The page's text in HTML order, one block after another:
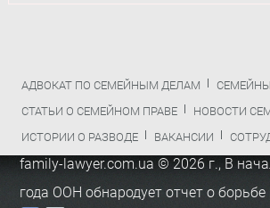
АДВОКАТ ПО СЕМЕЙНЫМ ДЕЛАМ
СТАТЬИ О СЕМЕЙНОМ ПРАВЕ
НОВОСТИ
ИСТОРИИ О РАЗВОДЕ
ВАКАНСИИ
family-lawyer.com.ua © 2026 г., В
года ООН обнародует отчет о борьбе